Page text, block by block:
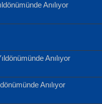
Anılıyor
Anılıyor
Anılıyor